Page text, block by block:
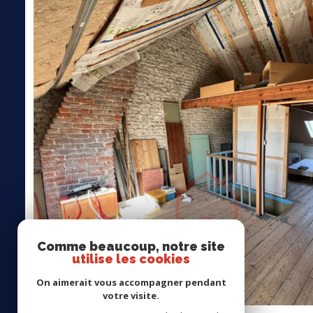
Comme beaucoup, notre site
utilise les cookies
On aimerait vous accompagner pendant
votre visite.